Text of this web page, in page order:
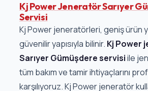
Kj Power Jeneratör Sarıyer
Servisi
Kj Power jeneratörleri, geniş ürün
güvenilir yapısıyla bilinir. Kj Power
Sarıyer Gümüşdere servisiile
tüm bakım ve tamir ihtiyaçlarını
karşılıyoruz. Kj Power jeneratör